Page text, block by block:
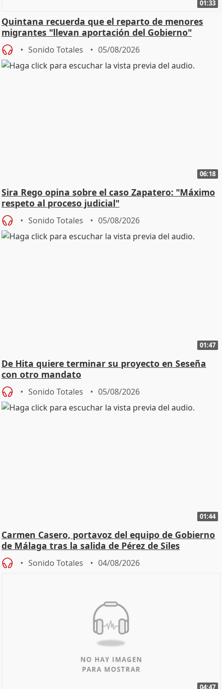
01:33
Quintana recuerda que el reparto de menores
migrantes "llevan aportación del Gobierno"
central
Sonido Totales 05/08/2026
06:18
Sira Rego opina sobre el caso Zapatero: "Máximo
respeto al proceso judicial"
Sonido Totales 05/08/2026
01:47
De Hita quiere terminar su proyecto en Seseña
con otro mandato
Sonido Totales 05/08/2026
01:44
Carmen Casero, portavoz del equipo de Gobierno
de Málaga tras la salida de Pérez de Siles
Sonido Totales 04/08/2026
04:47